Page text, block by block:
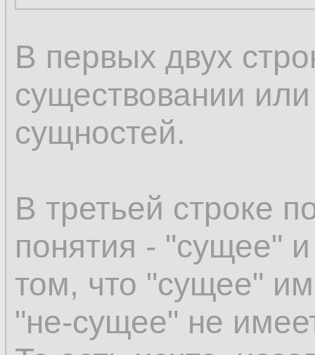
В первых двух
существовании или
сущностей.
В третьей строке
понятия - "сущее"
том, что "сущее"
"не-сущее" не